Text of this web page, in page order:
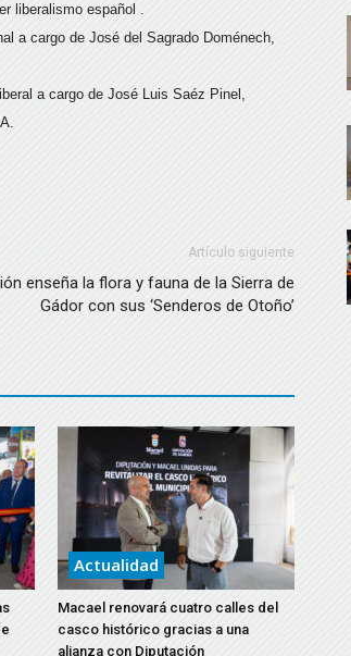
liberalismo español .
a cargo de José del Sagrado Doménech,
a cargo de José Luis Saéz Pinel,
Artículo siguiente
enseña la flora y fauna de la Sierra de
Gádor con sus ‘Senderos de Otoño’
Actualidad
Macael renovará cuatro calles del
casco histórico gracias a una
alianza con Diputación